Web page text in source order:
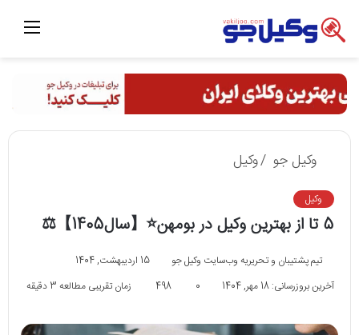
منو
وکیل جو /وکیل
وکیل
5 تا از بهترین وکیل در بومهن⭐【سال1405】⚖️
تیم پشتیبان و تحریریه وب‌سایت وکیل جو
15 اردیبهشت, 1404
آخرین بروزرسانی: 18 مهر, 1404
0
498 زمان تقریبی مطالعه 3 دقیقه